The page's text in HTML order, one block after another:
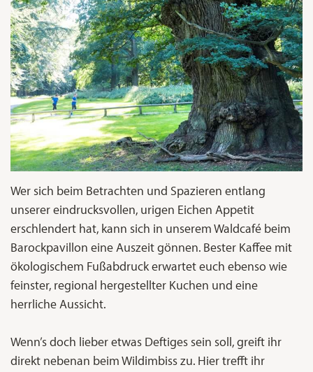
Wer sich beim Betrachten und Spazieren entlang
unserer eindrucksvollen, urigen Eichen Appetit
erschlendert hat, kann sich in unserem Waldcafé beim
Barockpavillon eine Auszeit gönnen. Bester Kaffee mit
ökologischem Fußabdruck erwartet euch ebenso wie
feinster, regional hergestellter Kuchen und eine
herrliche Aussicht.
Wenn’s doch lieber etwas Deftiges sein soll, greift ihr
direkt nebenan beim Wildimbiss zu. Hier trefft ihr